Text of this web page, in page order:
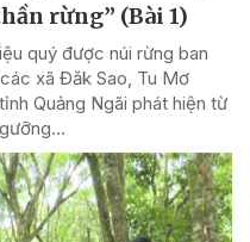
rừng” (Bài 1)
quý được núi rừng ban
xã Đăk Sao, Tu Mơ
Quảng Ngãi phát hiện từ